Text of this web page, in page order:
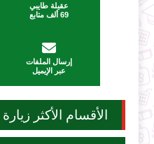
عقيلة طايبي
69 ألف متابع
إرسال الملفات
عبر الإيميل
الأقسام الأكثر زيارة